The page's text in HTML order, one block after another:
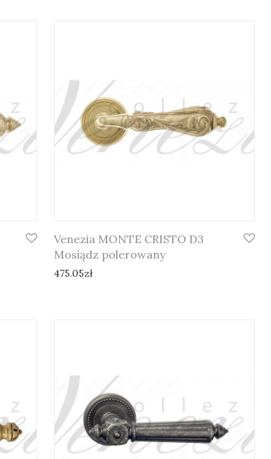
Venezia MONTE CRISTO D3
Mosiądz polerowany
475.05zł